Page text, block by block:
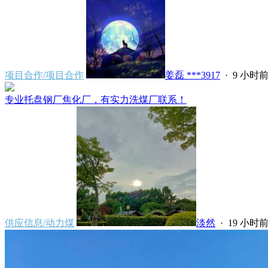
项目合作/项目合作 姜磊 ***3917 · 9 小时前
专业托盘钢厂焦化厂，有实力洗煤厂联系！
供应信息/动力煤 淡然 · 19 小时前